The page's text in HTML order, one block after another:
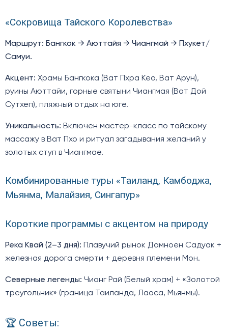
«Сокровища Тайского Королевства»
Маршрут: Бангкок → Аюттайя → Чиангмай → Пхукет/
Самуи.
Акцент: Храмы Бангкока (Ват Пхра Кео, Ват Арун),
руины Аюттайи, горные святыни Чиангмая (Ват Дой
Сутхеп), пляжный отдых на юге.
Уникальность: Включен мастер-класс по тайскому
массажу в Ват Пхо и ритуал загадывания желаний у
золотых ступ в Чиангмае.
Комбинированные туры «Таиланд, Камбоджа,
Мьянма, Малайзия, Сингапур»
Короткие программы с акцентом на природу
Река Квай (2–3 дня): Плавучий рынок Дамноен Садуак +
железная дорога смерти + деревня племени Мон.
Северные легенды: Чианг Рай (Белый храм) + «Золотой
треугольник» (граница Таиланда, Лаоса, Мьянмы).
🏆 Советы: